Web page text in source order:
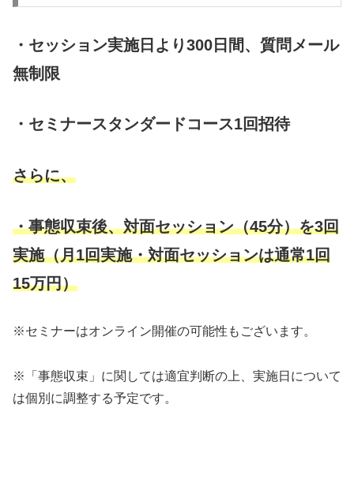
・セッション実施日より300日間、質問メール
無制限
・セミナースタンダードコース1回招待
さらに、
・事態収束後、対面セッション（45分）を3回
実施（月1回実施・対面セッションは通常1回
15万円）
※セミナーはオンライン開催の可能性もございます。
※「事態収束」に関しては適宜判断の上、実施日について
は個別に調整する予定です。